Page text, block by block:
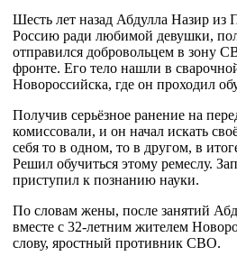
Шесть лет назад Абдулла Назир из
Россию ради любимой девушки,
отправился добровольцем в зону
фронте. Его тело нашли в
Новороссийска, где он проходил
Получив серьёзное ранение на
комиссовали, и он начал искать
себя то в одном, то в другом, в
Решил обучиться этому ремеслу.
приступил к познанию науки.
По словам жены, после занятий
вместе с 32-летним жителем
слову, яростный противник СВО.